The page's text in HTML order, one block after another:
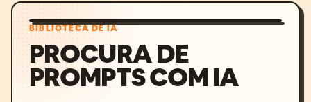
BIBLIOTECA DE IA
PROCURA DE
PROMPTS COM IA